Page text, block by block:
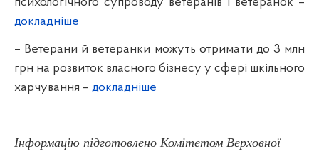
докладніше
– Ветерани й ветеранки можуть отримати до 3 млн
грн на розвиток власного бізнесу у сфері шкільного
харчування – докладніше
Інформацію підготовлено Комітетом Верховної